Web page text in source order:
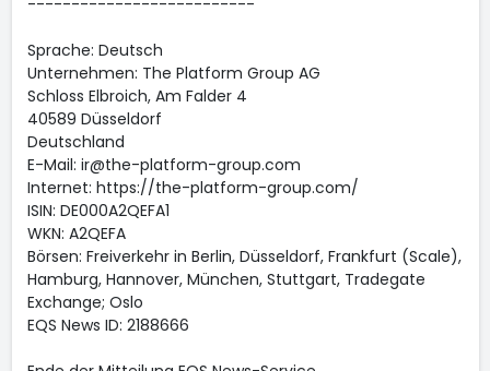
--------------------------
Sprache: Deutsch
Unternehmen: The Platform Group AG
Schloss Elbroich, Am Falder 4
40589 Düsseldorf
Deutschland
E-Mail: ir@the-platform-group.com
Internet: https://the-platform-group.com/
ISIN: DE000A2QEFA1
WKN: A2QEFA
Börsen: Freiverkehr in Berlin, Düsseldorf, Frankfurt (Scale),
Hamburg, Hannover, München, Stuttgart, Tradegate
Exchange; Oslo
EQS News ID: 2188666